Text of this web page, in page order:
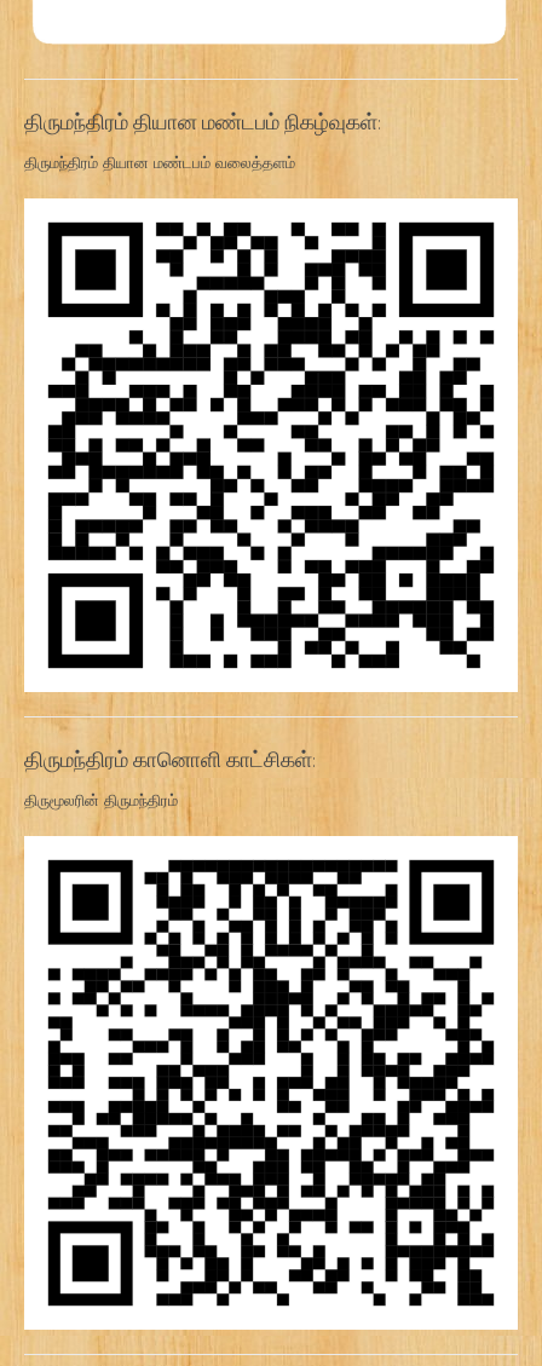
திருமந்திரம் தியான மண்டபம் நிகழ்வுகள்:
திருமந்திரம் தியான மண்டபம் வலைத்தளம்
திருமந்திரம் கானொளி காட்சிகள்:
திருமூலரின் திருமந்திரம்